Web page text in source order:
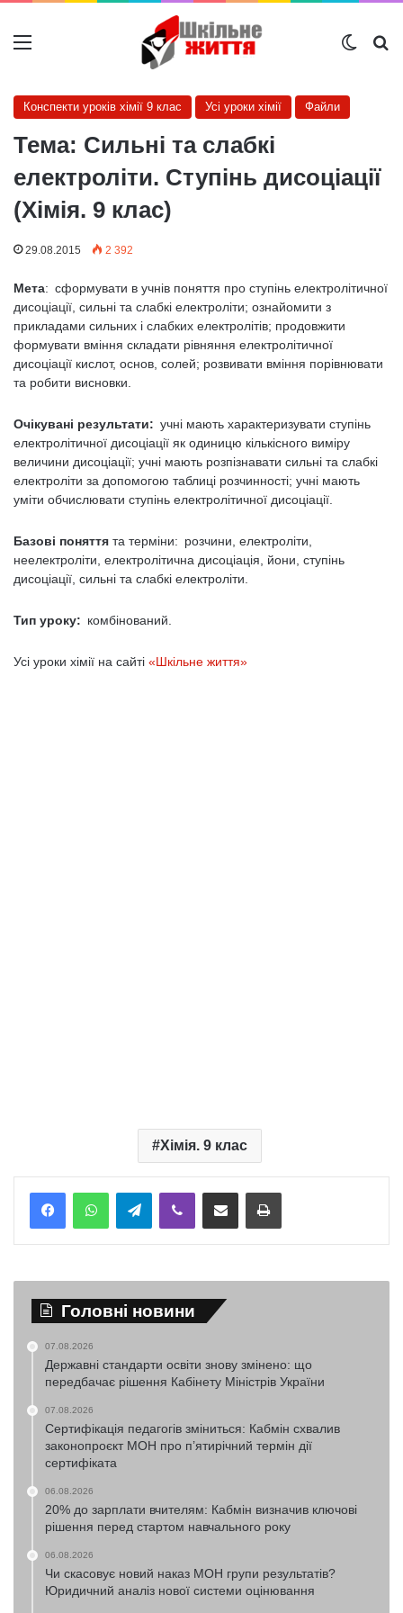
Меню
Конспекти уроків хімії 9 клас Усі уроки хімії Файли
Тема: Сильні та слабкі
електроліти. Ступінь дисоціації
(Хімія. 9 клас)
29.08.2015 2 392
Мета: сформувати в учнів поняття про ступінь електролітичної
дисоціації, сильні та слабкі електроліти; ознайомити з
прикладами сильних і слабких електролітів; продовжити
формувати вміння складати рівняння електролітичної
дисоціації кислот, основ, солей; розвивати вміння порівнювати
та робити висновки.
Очікувані результати: учні мають характеризувати ступінь
електролітичної дисоціації як одиницю кількісного виміру
величини дисоціації; учні мають розпізнавати сильні та слабкі
електроліти за допомогою таблиці розчинності; учні мають
уміти обчислювати ступінь електролітичної дисоціації.
Базові поняття та терміни: розчини, електроліти,
неелектроліти, електролітична дисоціація, йони, ступінь
дисоціації, сильні та слабкі електроліти.
Тип уроку: комбінований.
Усі уроки хімії на сайті «Шкільне життя»
Хімія. 9 клас
TelegramViber Надіслати електронною поштоюНадрукувати
Головні новини
07.08.2026
Державні стандарти освіти знову змінено: що
передбачає рішення Кабінету Міністрів України
07.08.2026
Сертифікація педагогів зміниться: Кабмін схвалив
законопроєкт МОН про п’ятирічний термін дії
сертифіката
06.08.2026
20% до зарплати вчителям: Кабмін визначив ключові
рішення перед стартом навчального року
06.08.2026
Чи скасовує новий наказ МОН групи результатів?
Юридичний аналіз нової системи оцінювання